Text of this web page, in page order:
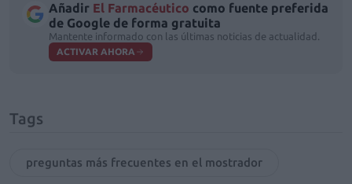
Añadir El Farmacéutico como fuente preferida
de Google de forma gratuita
Mantente informado con las últimas noticias de actualidad.
ACTIVAR AHORA
Tags
preguntas más frecuentes en el mostrador